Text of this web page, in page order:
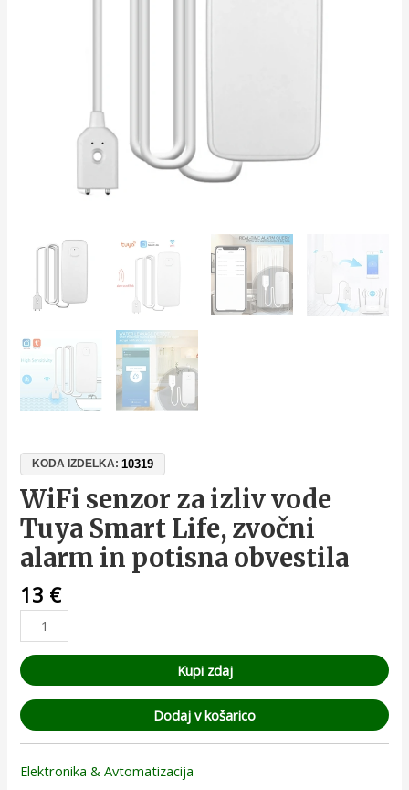
KODA IZDELKA:10319
WiFi senzor za izliv vode
Tuya Smart Life, zvočni
alarm in potisna obvestila
13 €
Kupi zdaj
Dodaj v košarico
Elektronika & Avtomatizacija